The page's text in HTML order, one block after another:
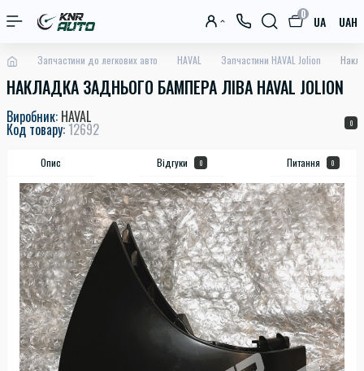
0 UA UAH
Запчастини до легкових авто HAVAL Запчастини HAVAL Jolion
НАКЛАДКА ЗАДНЬОГО БАМПЕРА ЛІВА HAVAL JOLION
Виробник: HAVAL
Код товару: 12692 0
Опис Відгуки 0 Питання 0